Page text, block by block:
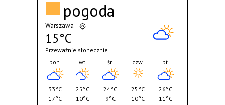
pogoda
Warszawa
15°C
Przeważnie słonecznie
pon.
33°C
17°C
wt.
25°C
10°C
śr.
24°C
9°C
czw.
25°C
10°C
pt.
26°C
11°C